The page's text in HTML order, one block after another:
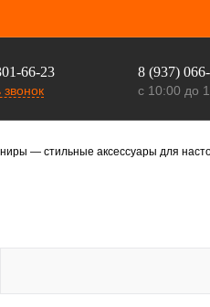
66-23
звонок
8 (937)
с 10:00 до
— стильные аксессуары для